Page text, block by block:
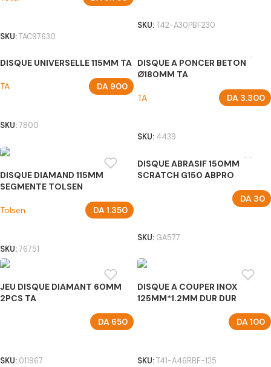
SKU:TAC97630
SKU:T42-A30PBF230
DISQUE UNIVERSELLE 115MM TA
TA DA 900
SKU:7800
DISQUE A PONCER BETON
Ø180MM TA
TA DA 3.300
SKU: 4439
DISQUE DIAMAND 115MM
SEGMENTE TOLSEN
Tolsen DA 1.350
SKU:76751
DISQUE ABRASIF 150MM
SCRATCH G150 ABPRO
DA 30
SKU: GA577
JEU DISQUE DIAMANT 60MM
2PCS TA
DA 650
SKU: 011967
DISQUE A COUPER INOX
125MM*1.2MM DUR DUR
DA100
SKU:T41-A46RBF-125